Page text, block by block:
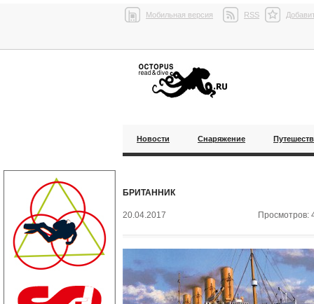
Мобильная версия RSS
Новости Снаряжение
БРИТАННИК
20.04.2017 Просмотров: